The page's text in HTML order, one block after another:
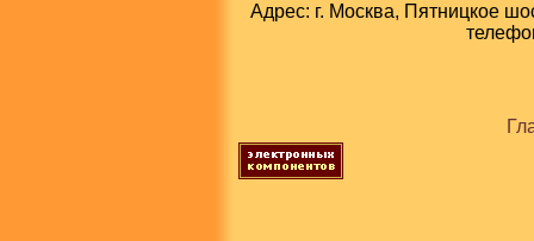
Адрес: г. Москва, Пятницкое